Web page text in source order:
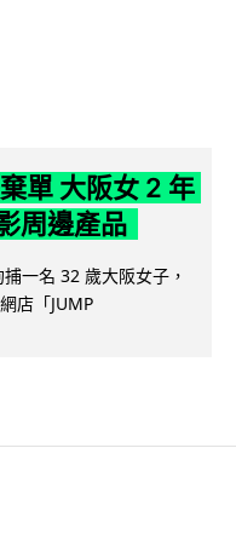
單 大阪女 2 年
周邊產品
一名 32 歲大阪女子，
店「JUMP